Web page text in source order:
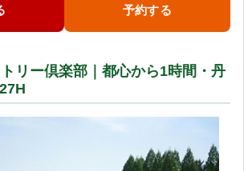
予約する
リー倶楽部｜都心から1時間・丹